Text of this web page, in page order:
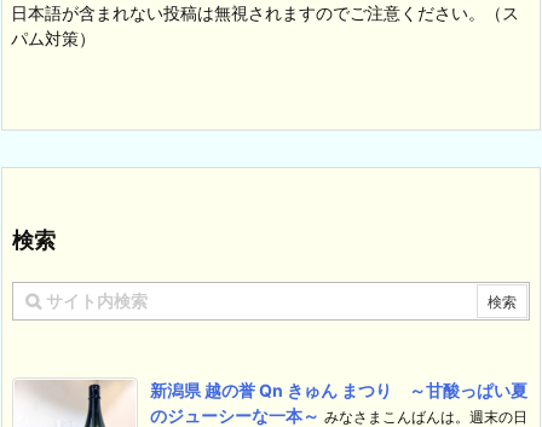
日本語が含まれない投稿は無視されますのでご注意ください。（ス
パム対策）
検索
新潟県 越の誉 Qn きゅん まつり ～甘酸っぱい夏
のジューシーな一本～ みなさまこんばんは。週末の日